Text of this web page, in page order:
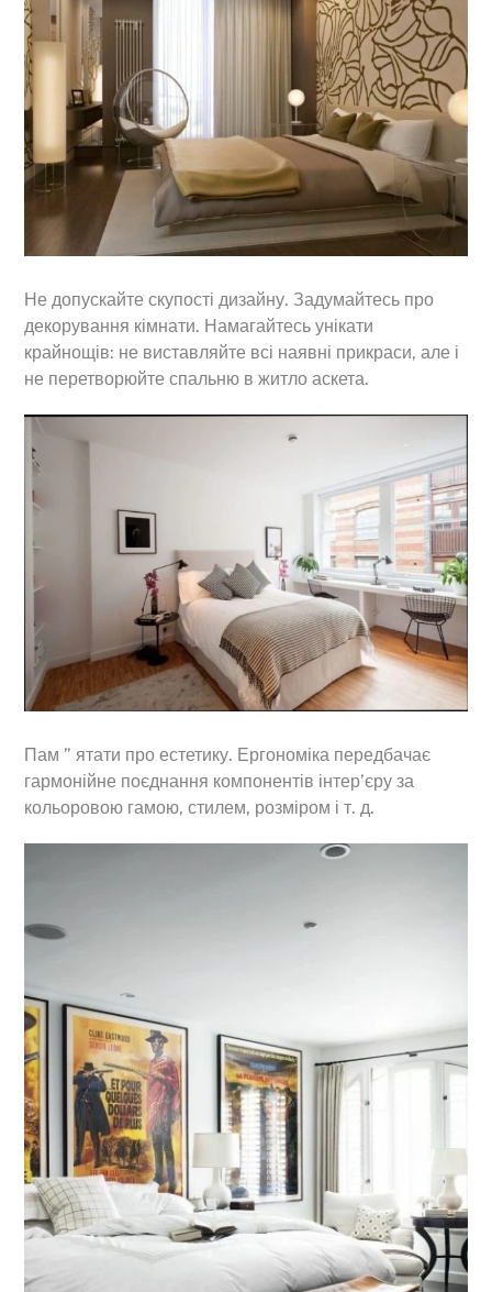
Не допускайте скупості дизайну. Задумайтесь про
декорування кімнати. Намагайтесь унікати
крайнощів: не виставляйте всі наявні прикраси, але і
не перетворюйте спальню в житло аскета.
Пам ” ятати про естетику. Ергономіка передбачає
гармонійне поєднання компонентів інтер’єру за
кольоровою гамою, стилем, розміром і т. д.